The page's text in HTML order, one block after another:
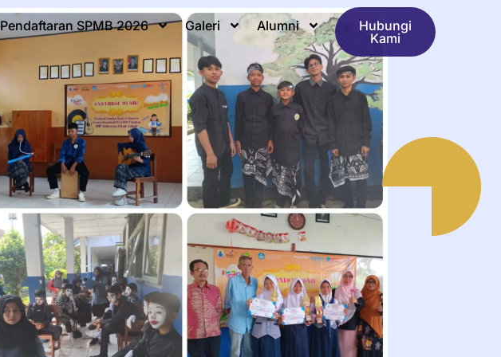
Pendaftaran SPMB 2026 Galeri Alumni
Hubungi
Kami